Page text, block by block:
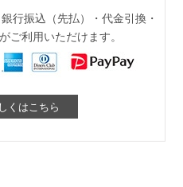
行振込（先払）・代金引換・
ご利用いただけます。
くはこちら